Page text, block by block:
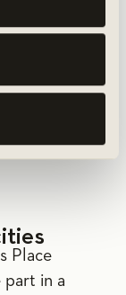
Place
in a